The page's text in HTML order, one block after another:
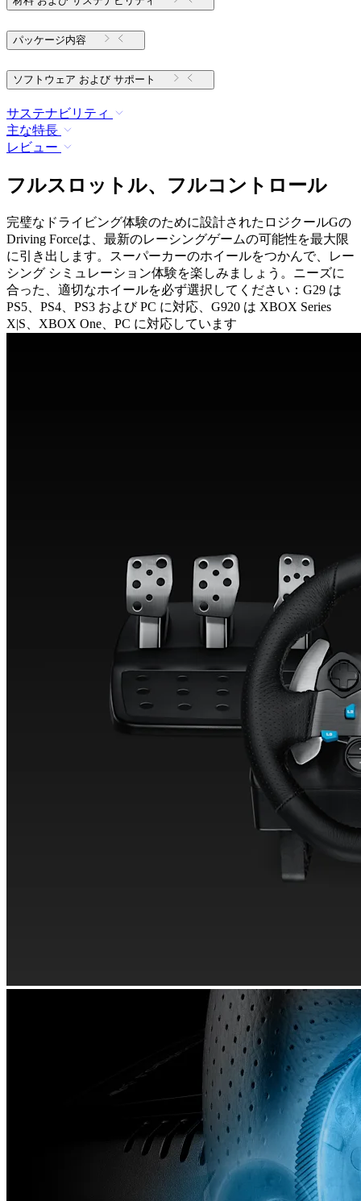
パッケージ内容
ソフトウェア および サポート
サステナビリティ
主な特長
レビュー
フルスロットル、フルコントロール
完璧なドライビング体験のために設計されたロジクールGの
Driving Forceは、最新のレーシングゲームの可能性を最大限
に引き出します。スーパーカーのホイールをつかんで、レー
シング シミュレーション体験を楽しみましょう。ニーズに
合った、適切なホイールを必ず選択してください：G29 は
PS5、PS4、PS3 および PC に対応、G920 は XBOX Series
X|S、XBOX One、PC に対応しています